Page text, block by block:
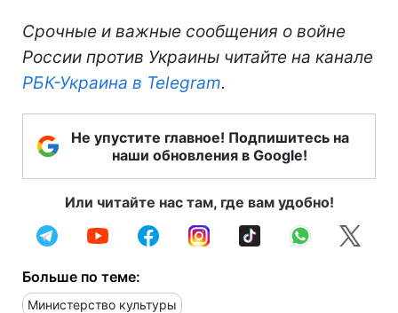
Срочные и важные сообщения о войне
России против Украины читайте на канале
РБК-Украина в Telegram.
Не упустите главное! Подпишитесь на
наши обновления в Google!
Или читайте нас там, где вам удобно!
Больше по теме:
Министерство культуры